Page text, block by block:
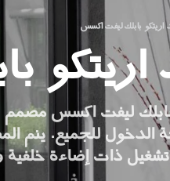
بابلك ليفت اكسس
ليفت اكسس مصمم
الدخول للجميع. ينم
تشغيل ذات إضاءة